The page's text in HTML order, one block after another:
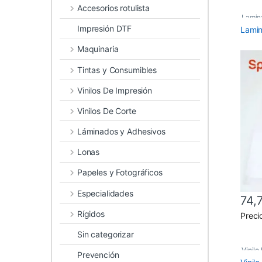
Este
Vinilo
Accesorios rotulista
Impresión DTF
Maquinaria
Tintas y Consumibles
Vinilos De Impresión
Vinilos De Corte
Láminados y Adhesivos
Lonas
Papeles y Fotográficos
Especialidades
Rígidos
Sin categorizar
Prevención